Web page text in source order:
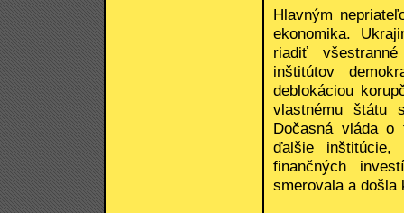
Hlavným
ekonomika.
riadiť
inštitútov
deblokáciou
vlastnému štátu
Dočasná vláda o
ďalšie inštitúcie,
finančných
smerovala a došla